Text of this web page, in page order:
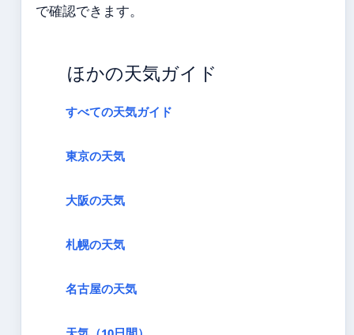
で確認できます。
ほかの天気ガイド
すべての天気ガイド
東京の天気
大阪の天気
札幌の天気
名古屋の天気